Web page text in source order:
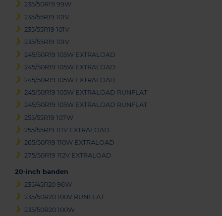
235/50R19 99W
235/55R19 101V
235/55R19 101V
235/55R19 101V
245/50R19 105W EXTRALOAD
245/50R19 105W EXTRALOAD
245/50R19 105W EXTRALOAD
245/50R19 105W EXTRALOAD RUNFLAT
245/50R19 105W EXTRALOAD RUNFLAT
255/55R19 107W
255/55R19 111V EXTRALOAD
265/50R19 110W EXTRALOAD
275/50R19 112V EXTRALOAD
20-inch banden
235/45R20 96W
235/50R20 100V RUNFLAT
235/50R20 100W